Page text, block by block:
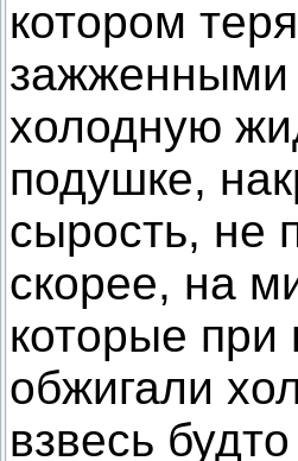
котором
зажженными
холодную
подушке,
сырость, не
скорее, на
которые
обжигали
взвесь